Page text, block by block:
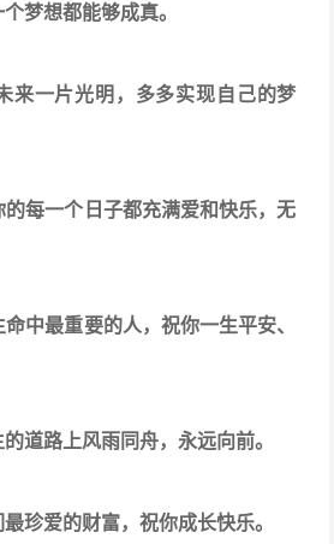
梦想都能够成真。
来一片光明，多多实现自己的梦
每一个日子都充满爱和快乐，无
中最重要的人，祝你一生平安、
道路上风雨同舟，永远向前。
珍爱的财富，祝你成长快乐。